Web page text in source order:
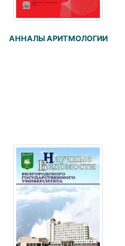
АННАЛЫ АРИТМОЛОГИИ